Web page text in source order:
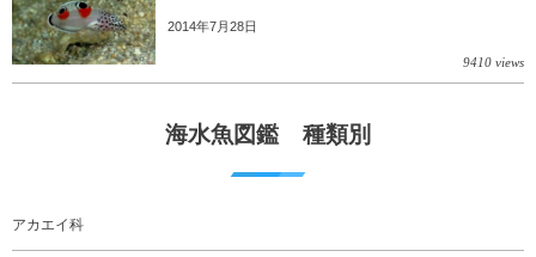
2014年7月28日
9410 views
海水魚図鑑 種類別
アカエイ科